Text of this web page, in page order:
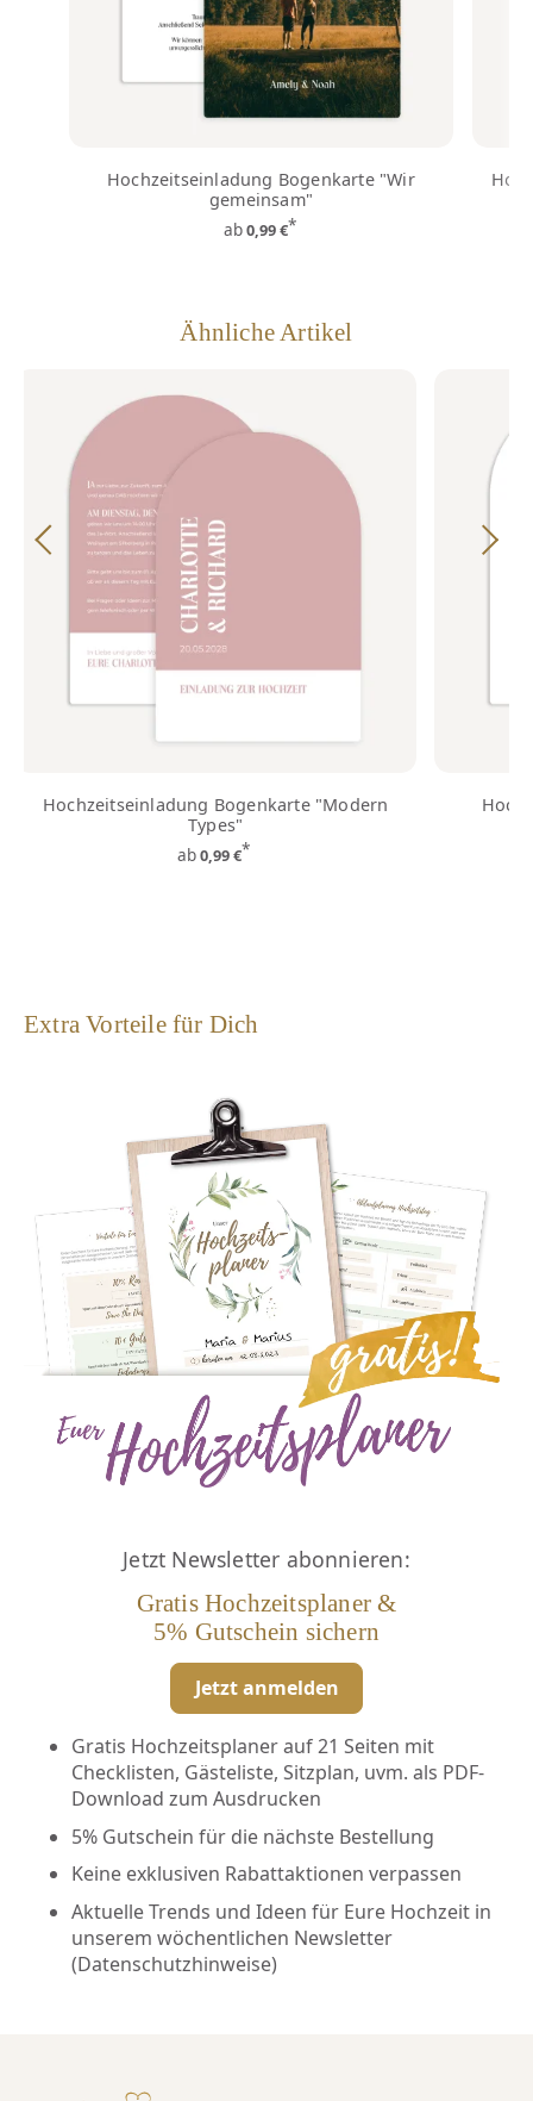
Hochzeitseinladung Bogenkarte "Wir
gemeinsam"
ab0,99 €*
Ähnliche Artikel
Hochzeitseinladung Bogenkarte "Modern
Types"
ab0,99 €*
Extra Vorteile für Dich
Jetzt Newsletter abonnieren:
Gratis Hochzeitsplaner &
5% Gutschein sichern
Jetzt anmelden
Gratis Hochzeitsplaner auf 21 Seiten mit
Checklisten, Gästeliste, Sitzplan, uvm. als PDF-
Download zum Ausdrucken
5% Gutschein für die nächste Bestellung
Keine exklusiven Rabattaktionen verpassen
Aktuelle Trends und Ideen für Eure Hochzeit in
unserem wöchentlichen Newsletter
(Datenschutzhinweise)